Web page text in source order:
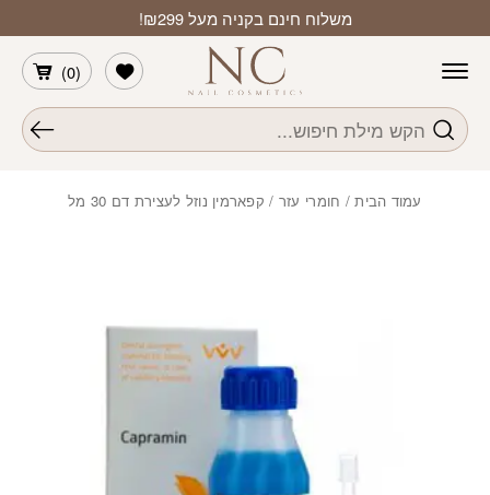
משלוח חינם בקניה מעל ₪299!
חיפוש
(
0
)
הרשימה שלי
עמוד הבית/ חומרי עזר / קפארמין נוזל לעצירת דם 30 מל